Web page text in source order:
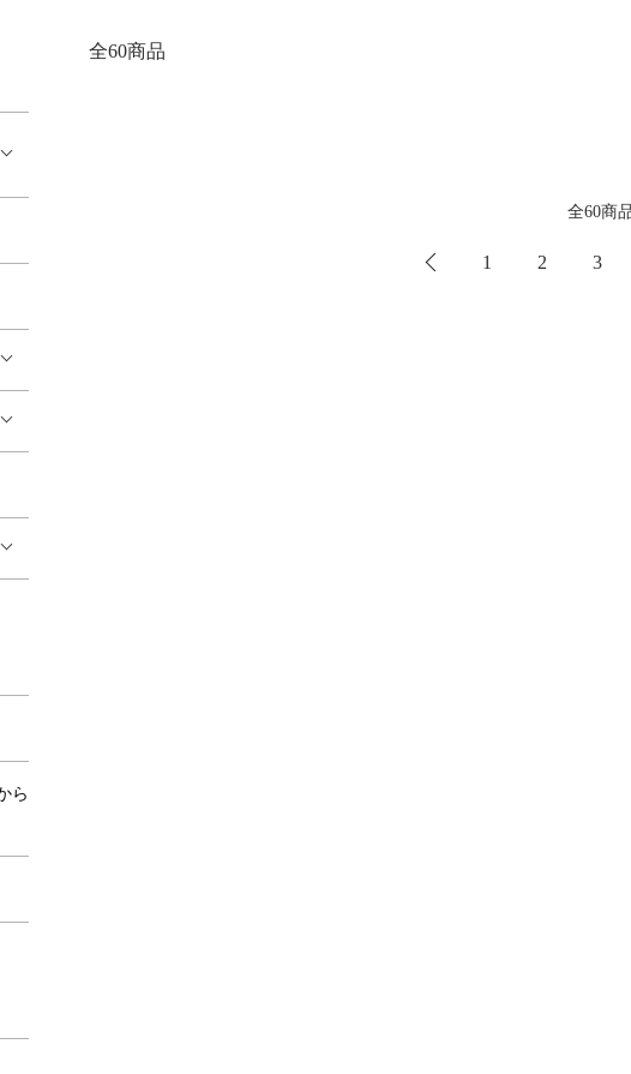
全60商品
全60商
1 2 3
ら